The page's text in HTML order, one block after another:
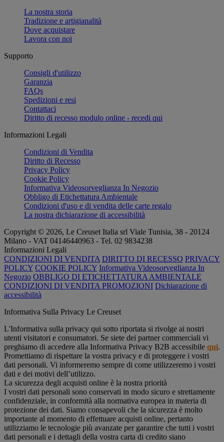
La nostra storia
Tradizione e artigianalità
Dove acquistare
Lavora con noi
Supporto
Consigli d'utilizzo
Garanzia
FAQs
Spedizioni e resi
Contattaci
Diritto di recesso modulo online - recedi qui
Informazioni Legali
Condizioni di Vendita
Diritto di Recesso
Privacy Policy
Cookie Policy
Informativa Videosorveglianza In Negozio
Obbligo di Etichettatura Ambientale
Condizioni d'uso e di vendita delle carte regalo
La nostra dichiarazione di accessibilità
Copyright © 2026, Le Creuset Italia srl ​​Viale Tunisia, 38 - 20124
Milano - VAT 04146440963 - Tel. 02 9834238
Informazioni Legali
CONDIZIONI DI VENDITA DIRITTO DI RECESSO PRIVACY
POLICY COOKIE POLICY Informativa Videosorveglianza In
Negozio OBBLIGO DI ETICHETTATURA AMBIENTALE
CONDIZIONI DI VENDITA PROMOZIONI Dichiarazione di
accessibilità
Informativa Sulla Privacy Le Creuset
L'Informativa sulla privacy qui sotto riportata si rivolge ai nostri
utenti visitatori e consumatori. Se siete dei partner commerciali vi
preghiamo di accedere alla Informativa Privacy B2B accessibile qui.
Promettiamo di rispettare la vostra privacy e di proteggere i vostri
dati personali. Vi informeremo sempre di come utilizzeremo i vostri
dati e dei motivi dell’utilizzo.
La sicurezza degli acquisti online è la nostra priorità
I vostri dati personali sono conservati in modo sicuro e strettamente
confidenziale, in conformità alla normativa europea in materia di
protezione dei dati. Siamo consapevoli che la sicurezza è molto
importante al momento di effettuare acquisti online, pertanto
utilizziamo le tecnologie più avanzate per garantire che tutti i vostri
dati personali e i dettagli della vostra carta di credito siano